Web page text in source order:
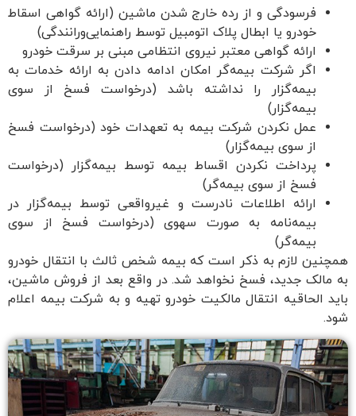
فرسودگی و از رده خارج شدن ماشین (ارائه گواهی اسقاط
خودرو یا ابطال پلاک اتومبیل توسط راهنمایی‌ورانندگی)
ارائه گواهی معتبر نیروی انتظامی مبنی بر سرقت خودرو
اگر شرکت بیمه‌گر امکان ادامه دادن به ارائه خدمات به
بیمه‌گزار را نداشته باشد (درخواست فسخ از سوی
بیمه‌گزار)
عمل نکردن شرکت بیمه به تعهدات خود (درخواست فسخ
از سوی بیمه‌گزار)
پرداخت نکردن اقساط بیمه توسط بیمه‌گزار (درخواست
فسخ از سوی بیمه‌گر)
ارائه اطلاعات نادرست و غیرواقعی توسط بیمه‌گزار در
بیمه‌نامه به صورت سهوی (درخواست فسخ از سوی
بیمه‌گر)
لازم به ذکر است که بیمه شخص ثالث با انتقال خودرو
مالک جدید، فسخ نخواهد شد. در واقع بعد از فروش ماشین،
الحاقیه انتقال مالکیت خودرو تهیه و به شرکت بیمه اعلام